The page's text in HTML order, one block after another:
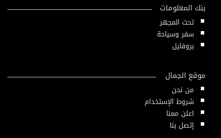
بنك المعلومات
تحت المجهر
سفر وسياحة
بروفايل
موقع الجمال
من نحن
شروط الإستخدام
اعلن معنا
إتصل بنا